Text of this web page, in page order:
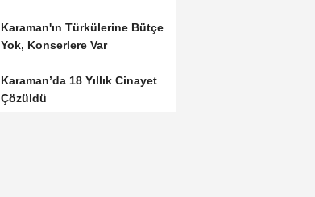
Karaman'ın Türkülerine Bütçe
Yok, Konserlere Var
Karaman’da 18 Yıllık Cinayet
Çözüldü